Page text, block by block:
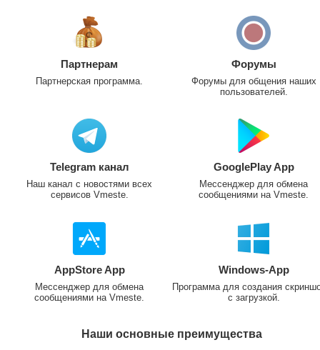
Партнерам
Партнерская программа.
Форумы
Форумы для общения наших
пользователей.
Telegram канал
Наш канал с новостями всех
сервисов Vmeste.
GooglePlay App
Мессенджер для обмена
сообщениями на Vmeste.
AppStore App
Мессенджер для обмена
сообщениями на Vmeste.
Windows-App
Программа для создания
с загрузкой.
Наши основные преимущества